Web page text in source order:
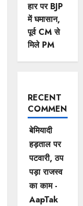
हार पर BJP
में घमासान,
पूर्व CM से
मिले PM
RECENT
COMMENTS
बेमियादी
हड़ताल पर
पटवारी, ठप
पड़ा राजस्व
का काम -
AapTak